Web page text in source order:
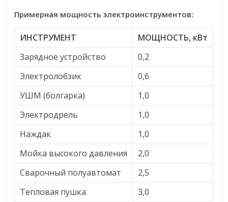
Примерная мощность электроинструментов:
ИНСТРУМЕНТ
МОЩНОСТЬ, кВт
Зарядное устройство
0,2
Электролобзик
0,6
УШМ (болгарка)
1,0
Электродрель
1,0
Наждак
1,0
Мойка высокого давления
2,0
Сварочный полуавтомат
2,5
Тепловая пушка
3,0